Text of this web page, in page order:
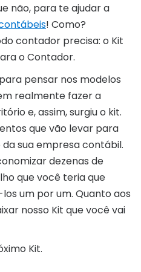
não, para te ajudar a
! Como?
contador precisa: o Kit
o Contador.
pensar nos modelos
realmente fazer a
e, assim, surgiu o kit.
que vão levar para
sua empresa contábil.
dezenas de
que você teria que
um por um. Quanto aos
nosso Kit que você vai
Kit.